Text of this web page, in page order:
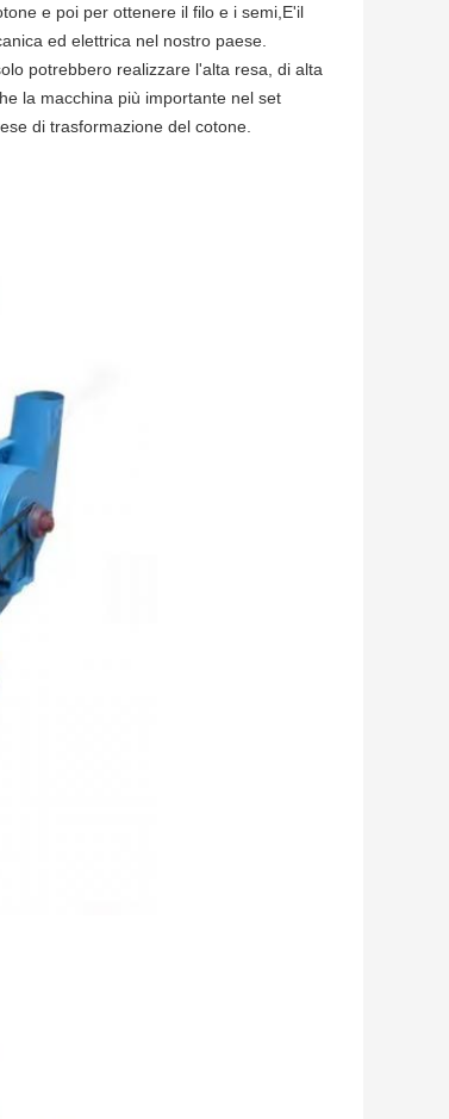
e poi per ottenere il filo e i semi,E'il
ed elettrica nel nostro paese.
potrebbero realizzare l'alta resa, di alta
la macchina più importante nel set
di trasformazione del cotone.